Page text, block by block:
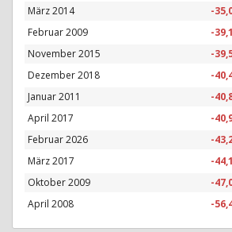
März 2014
-
Februar 2009
-
November 2015
-
Dezember 2018
-
Januar 2011
-
April 2017
-
Februar 2026
-
März 2017
-
Oktober 2009
-
April 2008
-